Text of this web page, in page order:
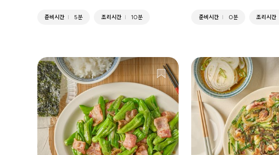
준비시간 5분 조리시간 10분 준비시간 0분 조리시간